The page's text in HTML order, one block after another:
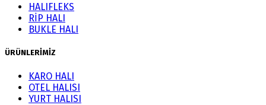
HALIFLEKS
RİP HALI
BUKLE HALI
ÜRÜNLERİMİZ
KARO HALI
OTEL HALISI
YURT HALISI